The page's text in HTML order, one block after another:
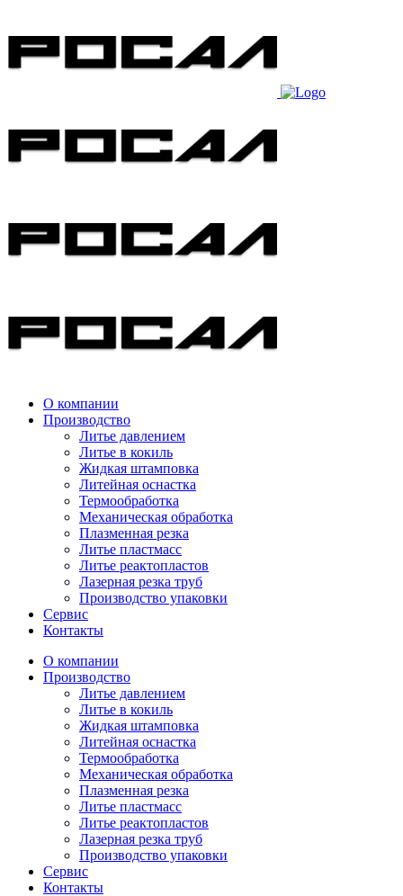
О компании
Производство
Литье давлением
Литье в кокиль
Жидкая штамповка
Литейная оснастка
Термообработка
Механическая обработка
Плазменная резка
Литье пластмасс
Литье реактопластов
Лазерная резка труб
Производство упаковки
Сервис
Контакты
О компании
Производство
Литье давлением
Литье в кокиль
Жидкая штамповка
Литейная оснастка
Термообработка
Механическая обработка
Плазменная резка
Литье пластмасс
Литье реактопластов
Лазерная резка труб
Производство упаковки
Сервис
Контакты